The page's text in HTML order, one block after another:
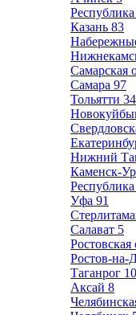
Казань 83
Самарская
Самара 97
Тольятти 34
Нижний
Каменск-
Уфа 91
Салават 5
Ростовская
Ростов-на-
Таганрог 10
Аксай 8